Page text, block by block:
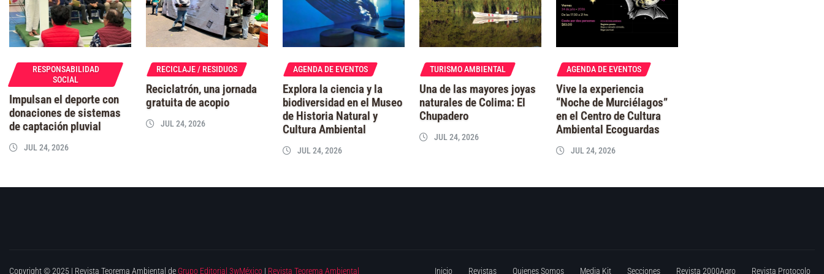
RESPONSABILIDAD
SOCIAL
Impulsan el deporte con
donaciones de sistemas
de captación pluvial
JUL 24, 2026
RECICLAJE / RESIDUOS
Reciclatrón, una jornada
gratuita de acopio
JUL 24, 2026
AGENDA DE EVENTOS
Explora la ciencia y la
biodiversidad en el Museo
de Historia Natural y
Cultura Ambiental
JUL 24, 2026
TURISMO AMBIENTAL
Una de las mayores joyas
naturales de Colima: El
Chupadero
JUL 24, 2026
AGENDA DE EVENTOS
Vive la experiencia
“Noche de Murciélagos”
en el Centro de Cultura
Ambiental Ecoguardas
JUL 24, 2026
Copyright © 2025 | Revista Teorema Ambiental de Grupo Editorial 3wMéxico | Revista Teorema Ambiental Inicio Revistas Quienes Somos Media Kit Secciones Revista 2000Agro Revista Protocolo